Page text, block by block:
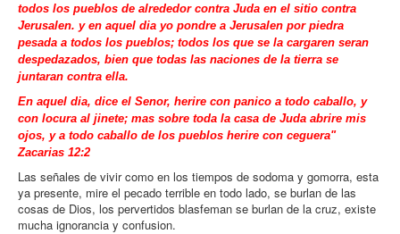
todos los pueblos de alrededor contra Juda en el sitio contra
Jerusalen. y en aquel dia yo pondre a Jerusalen por piedra
pesada a todos los pueblos; todos los que se la cargaren seran
despedazados, bien que todas las naciones de la tierra se
juntaran contra ella.
En aquel dia, dice el Senor, herire con panico a todo caballo, y
con locura al jinete; mas sobre toda la casa de Juda abrire mis
ojos, y a todo caballo de los pueblos herire con ceguera"
Zacarias 12:2
Las señales de vivir como en los tiempos de sodoma y gomorra, esta
ya presente, mire el pecado terrible en todo lado, se burlan de las
cosas de Dios, los pervertidos blasfeman se burlan de la cruz, existe
mucha ignorancia y confusion.